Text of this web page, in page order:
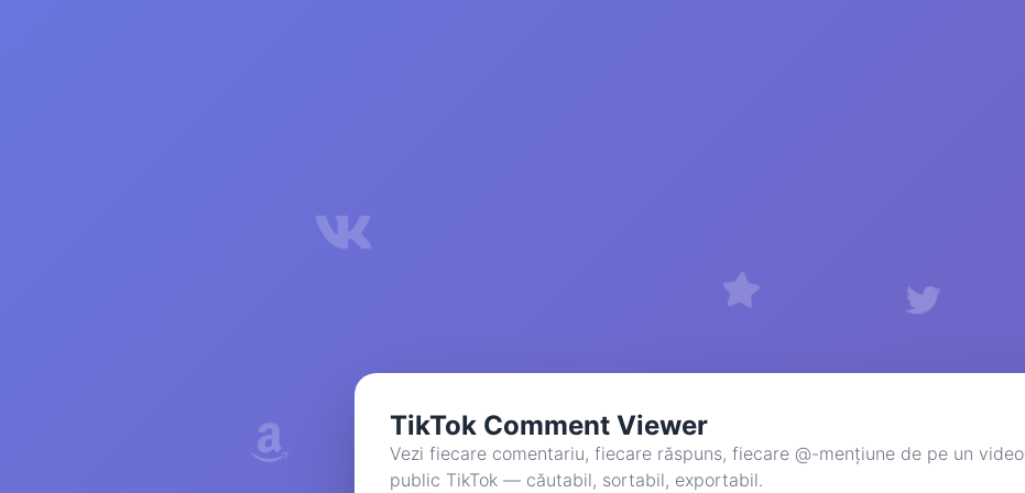
TikTok Comment Viewer
Vezi fiecare comentariu, fiecare răspuns, fiecare @-mențiune de pe un
public TikTok — căutabil, sortabil, exportabil.